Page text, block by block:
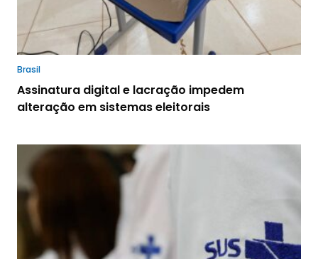
Brasil
Assinatura digital e lacração impedem
alteração em sistemas eleitorais